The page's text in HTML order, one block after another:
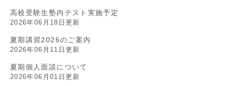
高校受験生塾内テスト実施予定
2026年06月18日更新
夏期講習2026のご案内
2026年06月11日更新
夏期個人面談について
2026年06月01日更新